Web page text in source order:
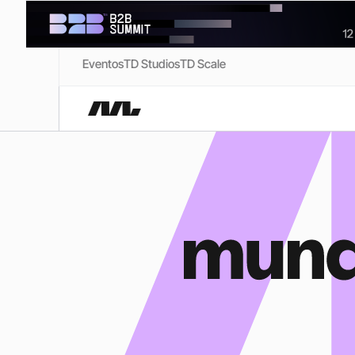
EventosTD StudiosTD Scale